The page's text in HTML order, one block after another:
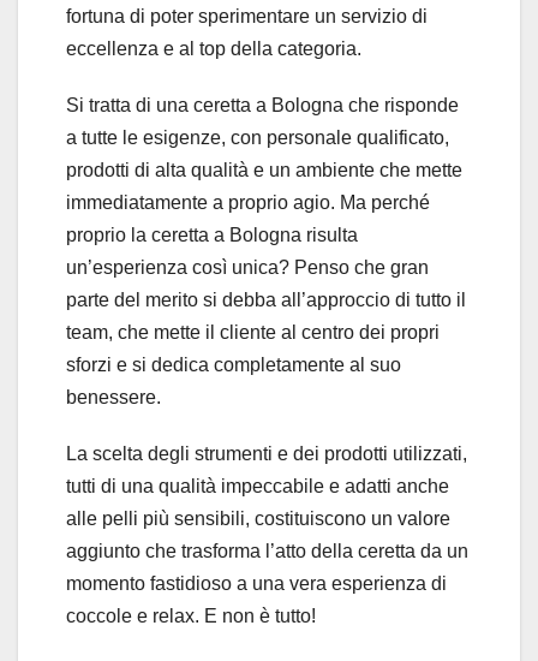
fortuna di poter sperimentare un servizio di
eccellenza e al top della categoria.
Si tratta di una ceretta a Bologna che risponde
a tutte le esigenze, con personale qualificato,
prodotti di alta qualità e un ambiente che mette
immediatamente a proprio agio. Ma perché
proprio la ceretta a Bologna risulta
un’esperienza così unica? Penso che gran
parte del merito si debba all’approccio di tutto il
team, che mette il cliente al centro dei propri
sforzi e si dedica completamente al suo
benessere.
La scelta degli strumenti e dei prodotti utilizzati,
tutti di una qualità impeccabile e adatti anche
alle pelli più sensibili, costituiscono un valore
aggiunto che trasforma l’atto della ceretta da un
momento fastidioso a una vera esperienza di
coccole e relax. E non è tutto!